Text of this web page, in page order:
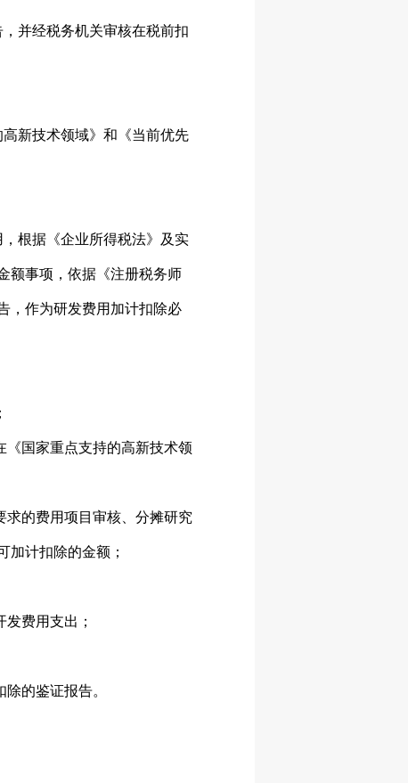
并经税务机关审核在税前扣
新技术领域》和《当前优先
根据《企业所得税法》及实
额事项，依据《注册税务师
，作为研发费用加计扣除必
《国家重点支持的高新技术领
求的费用项目审核、分摊研究
加计扣除的金额；
费用支出；
的鉴证报告。